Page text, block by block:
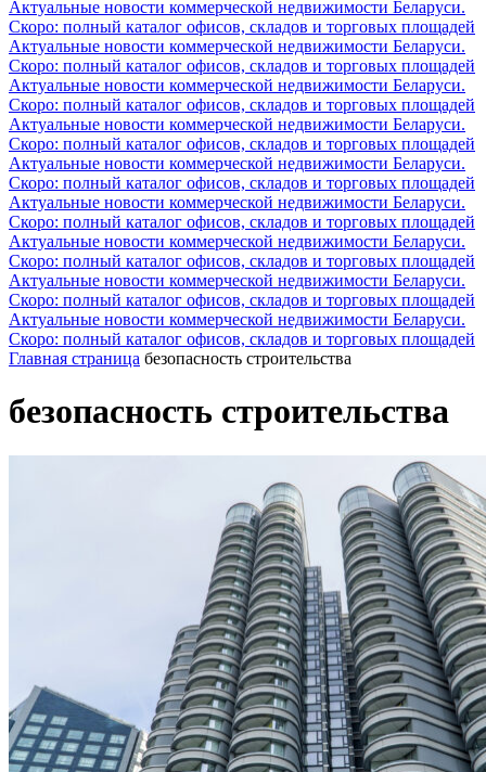
Актуальные новости коммерческой недвижимости Беларуси.
Скоро: полный каталог офисов, складов и торговых площадей
Актуальные новости коммерческой недвижимости Беларуси.
Скоро: полный каталог офисов, складов и торговых площадей
Актуальные новости коммерческой недвижимости Беларуси.
Скоро: полный каталог офисов, складов и торговых площадей
Актуальные новости коммерческой недвижимости Беларуси.
Скоро: полный каталог офисов, складов и торговых площадей
Актуальные новости коммерческой недвижимости Беларуси.
Скоро: полный каталог офисов, складов и торговых площадей
Актуальные новости коммерческой недвижимости Беларуси.
Скоро: полный каталог офисов, складов и торговых площадей
Актуальные новости коммерческой недвижимости Беларуси.
Скоро: полный каталог офисов, складов и торговых площадей
Актуальные новости коммерческой недвижимости Беларуси.
Скоро: полный каталог офисов, складов и торговых площадей
Актуальные новости коммерческой недвижимости Беларуси.
Скоро: полный каталог офисов, складов и торговых площадей
Главная страница безопасность строительства
безопасность строительства